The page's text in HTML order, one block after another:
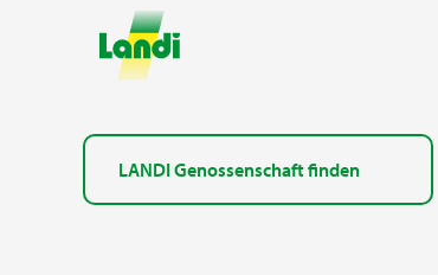
LANDI Genossenschaft finden